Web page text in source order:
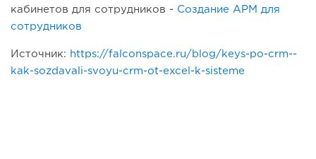
кабинетов для сотрудников - Создание АРМ для
сотрудников
Источник:
https://falconspace.ru/blog/keys-po-crm--
kak-sozdavali-svoyu-crm-ot-excel-k-sisteme